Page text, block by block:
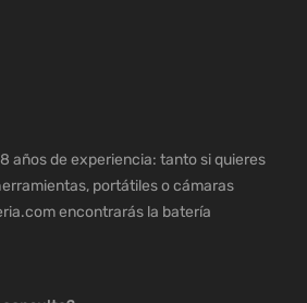
años de experiencia: tanto si quieres
portátiles o cámaras
encontrarás la batería